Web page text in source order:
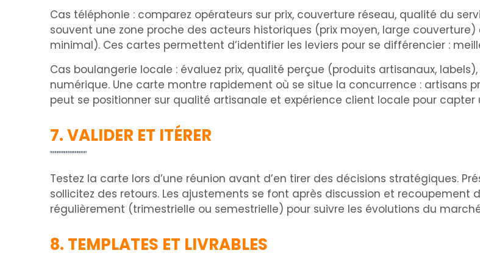
Cas téléphonie : comparez opérateurs sur prix, couverture réseau, qualité du
souvent une zone proche des acteurs historiques (prix moyen, large
minimal). Ces cartes permettent d’identifier les leviers pour se différencier :
Cas boulangerie locale : évaluez prix, qualité perçue (produits artisanaux,
numérique. Une carte montre rapidement où se situe la concurrence : artisans
peut se positionner sur qualité artisanale et expérience client locale pour
7. VALIDER ET ITÉRER
Testez la carte lors d’une réunion avant d’en tirer des décisions stratégiques.
sollicitez des retours. Les ajustements se font après discussion et recoupement
régulièrement (trimestrielle ou semestrielle) pour suivre les évolutions du
8. TEMPLATES ET LIVRABLES